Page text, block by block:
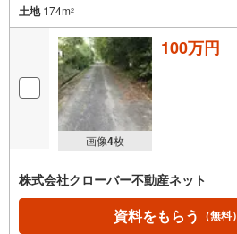
土地174m2
画像4枚
100万円
株式会社クローバー不動産ネット
資料をもらう （無料）